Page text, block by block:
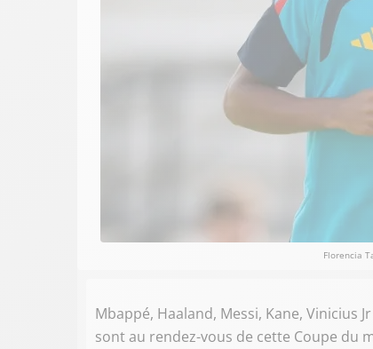
Florencia
Mbappé, Haaland, Messi, Kane, Vinicius
sont au rendez-vous de cette Coupe du